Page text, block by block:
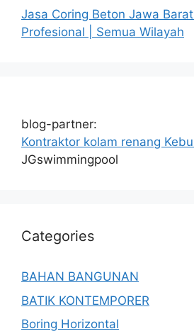
Jasa Coring Beton Jawa
Profesional | Semua Wilayah
blog-partner:
Kontraktor kolam renang
JGswimmingpool
Categories
BAHAN BANGUNAN
BATIK KONTEMPORER
Boring Horizontal